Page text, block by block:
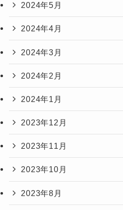
2024年5月
2024年4月
2024年3月
2024年2月
2024年1月
2023年12月
2023年11月
2023年10月
2023年8月